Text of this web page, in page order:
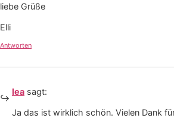
liebe Grüße
Elli
Antworten
lea sagt:
Ja das ist wirklich schön. Vielen Dank